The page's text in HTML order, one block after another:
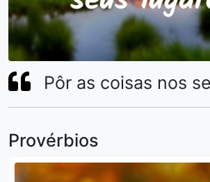
Pôr as coisas nos
Provérbios